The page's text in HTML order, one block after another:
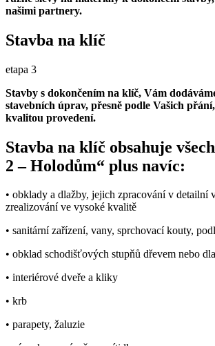
našimi partnery.
Stavba na klíč
etapa 3
Stavby s dokončením na klíč, Vám
stavebních úprav, přesně podle Vašich
kvalitou provedení.
Stavba na klíč obsahuje
2 – Holodům“ plus navíc:
• obklady a dlažby, jejich zpracování v detailní
zrealizování ve vysoké kvalitě
• sanitární zařízení, vany, sprchovací kouty,
• obklad schodišťových stupňů dřevem nebo
• interiérové dveře a kliky
• krb
• parapety, žaluzie